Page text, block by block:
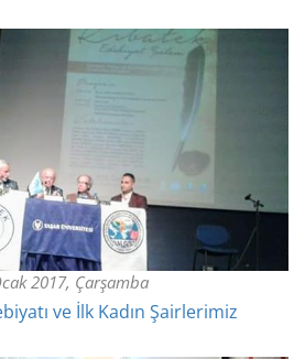
2017, Çarşamba
ve İlk Kadın Şairlerimiz